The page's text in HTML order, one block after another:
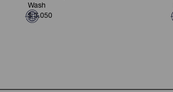
Wash
$ 3.050